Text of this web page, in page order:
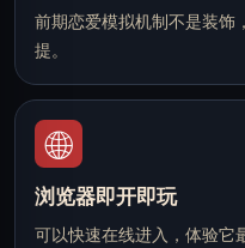
前期恋爱模拟机制不是装饰
提。
🌐
浏览器即开即玩
可以快速在线进入，体验它